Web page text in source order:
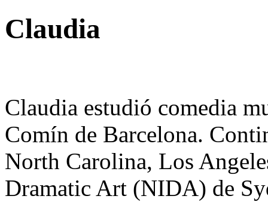
Claudia
Claudia estudió comedia
Comín de Barcelona.
North Carolina, Los
Dramatic Art (NIDA) de